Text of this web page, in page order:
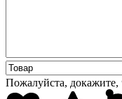
Пожалуйста, докажите,